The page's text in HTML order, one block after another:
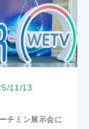
11/13
チミン展示会に